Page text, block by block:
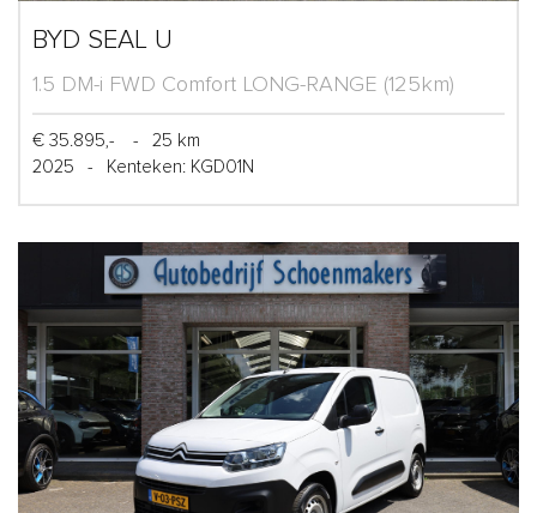
BYD SEAL U
1.5 DM-i FWD Comfort LONG-RANGE (125km)
€ 35.895,- -
25 km
2025
- Kenteken: KGD01N